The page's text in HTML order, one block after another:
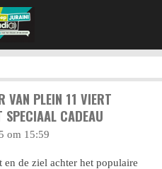
VAN PLEIN 11 VIERT
SPECIAAL CADEAU
om 15:59
de ziel achter het populaire